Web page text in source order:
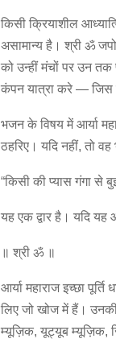
किसी क्रियाशील
असामान्य है। श्री ॐ
को उन्हीं मंचों पर उन
कंपन यात्रा करे —
भजन के विषय में आर्या
ठहरिए। यदि नहीं, तो वह
“किसी की प्यास गंगा से
यह एक द्वार है। यदि
॥ श्री ॐ ॥
आर्या महाराज इच्छा
लिए जो खोज में हैं।
म्यूज़िक, यूट्यूब म्यूज़िक,